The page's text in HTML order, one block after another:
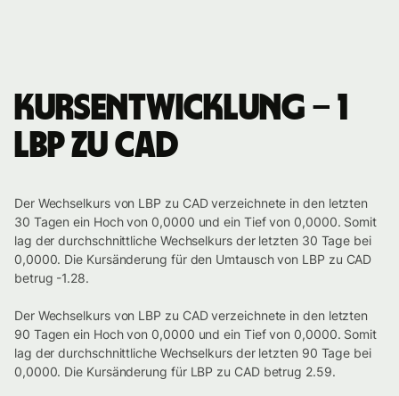
Kursentwicklung – 1
LBP zu CAD
Der Wechselkurs von LBP zu CAD verzeichnete in den letzten
30 Tagen ein Hoch von 0,0000 und ein Tief von 0,0000. Somit
lag der durchschnittliche Wechselkurs der letzten 30 Tage bei
0,0000. Die Kursänderung für den Umtausch von LBP zu CAD
betrug -1.28.
Der Wechselkurs von LBP zu CAD verzeichnete in den letzten
90 Tagen ein Hoch von 0,0000 und ein Tief von 0,0000. Somit
lag der durchschnittliche Wechselkurs der letzten 90 Tage bei
0,0000. Die Kursänderung für LBP zu CAD betrug 2.59.